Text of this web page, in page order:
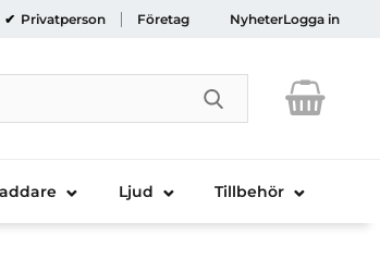
Privatperson Företag NyheterLogga in
Genomför
Ljud Tillbehör